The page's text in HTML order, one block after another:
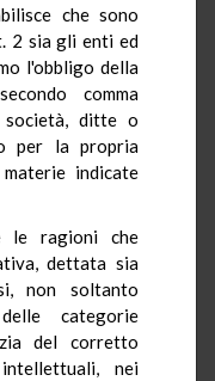
che sono
2 sia gli enti ed
l'obbligo della
comma
ditte o
per la propria
indicate
le ragioni che
dettata sia
non soltanto
categorie
del corretto
nei